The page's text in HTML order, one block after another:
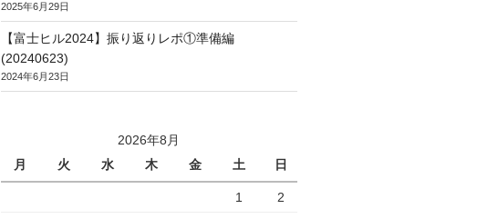
2025年6月29日
【富士ヒル2024】振り返りレポ①準備編
(20240623)
2024年6月23日
2026年8月
月
火 水 木 金 土 日
1 2